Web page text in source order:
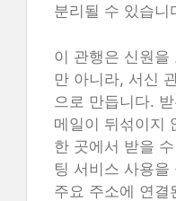
분리될 수 있습니
이 관행은 신원을
만 아니라, 서신
으로 만듭니다.
메일이 뒤섞이지
한 곳에서 받을
팅 서비스 사용을
주요 주소에 연결